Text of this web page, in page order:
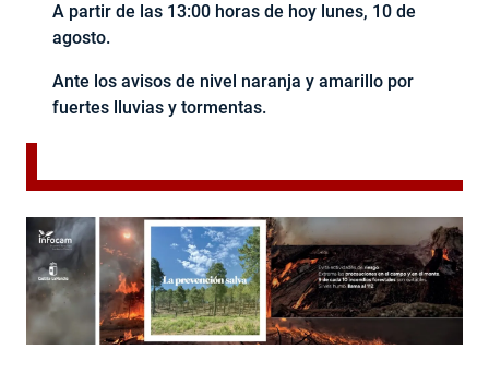
A partir de las 13:00 horas de hoy lunes, 10 de
agosto.
Ante los avisos de nivel naranja y amarillo por
fuertes lluvias y tormentas.